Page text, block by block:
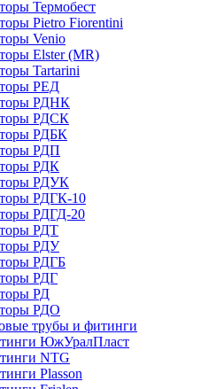
Термобест
Pietro Fiorentini
Venio
Elster (MR)
Tartarini
РЕД
РДНК
РДСК
РДБК
РДП
РДК
РДУК
РДГК-10
РДГД-20
РДТ
РДУ
РДГБ
РДГ
РД
РДО
трубы и фитинги
ЮжУралПласт
NTG
Plasson